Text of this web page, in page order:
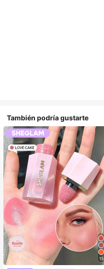
También podría gustarte
15